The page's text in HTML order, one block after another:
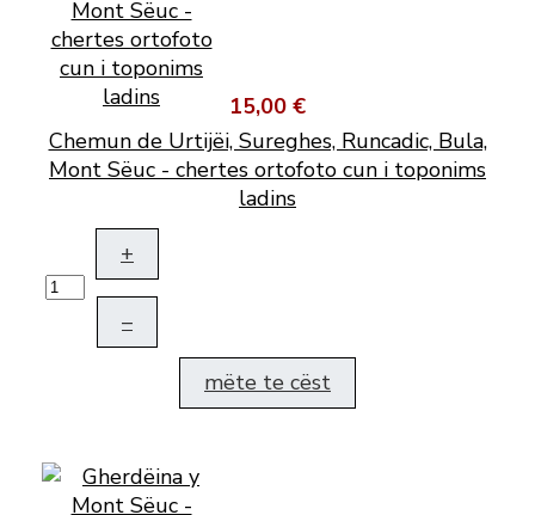
15,00 €
Chemun de Urtijëi, Sureghes, Runcadic, Bula,
Mont Sëuc - chertes ortofoto cun i toponims
ladins
+
–
mëte te cëst